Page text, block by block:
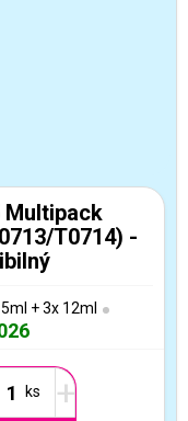
Multipack
T0714) -
+ 3x 12ml
+